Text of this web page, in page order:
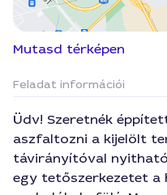
Mutasd térképen
Feladat információi
Üdv! Szeretnék
aszfaltozni a kijelölt
távirányítóval
egy tetőszerkezetet